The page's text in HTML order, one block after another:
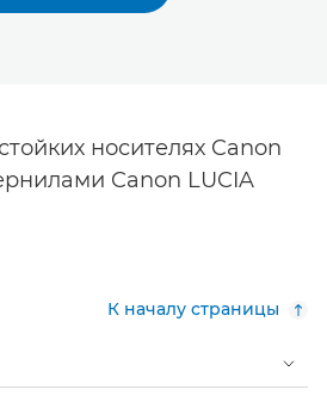
носителях Canon
Canon LUCIA
К началу страницы